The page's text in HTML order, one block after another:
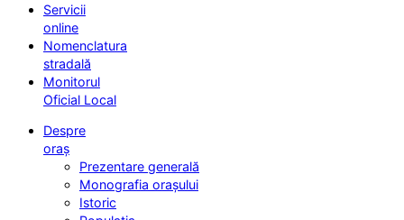
Servicii
online
Nomenclatura
stradală
Monitorul
Oficial Local
Despre
oraș
Prezentare generală
Monografia orașului
Istoric